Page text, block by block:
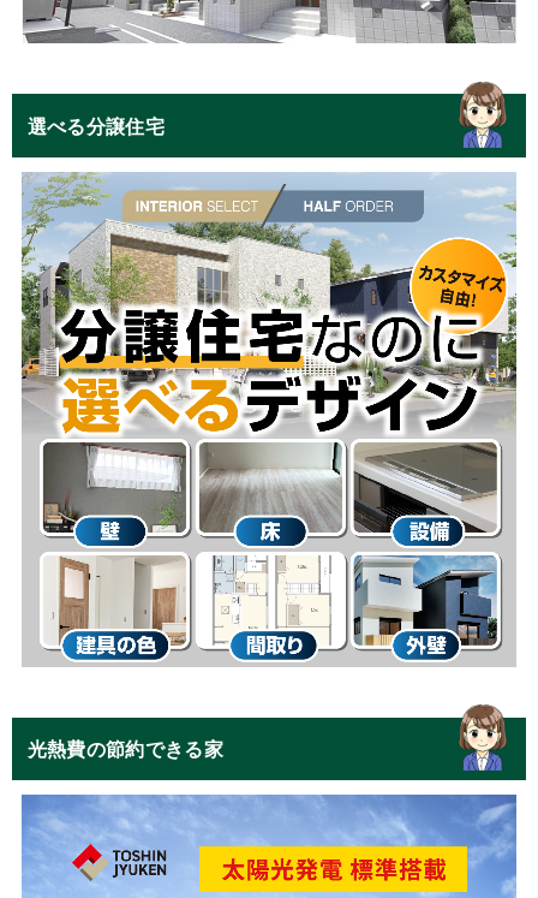
選べる分譲住宅
光熱費の節約できる家